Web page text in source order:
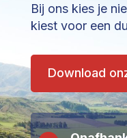
Bij ons kies je
kiest voor een
Download